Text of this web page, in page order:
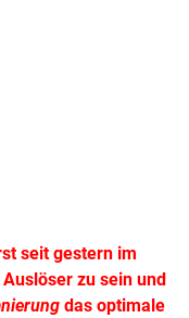
seit gestern im
zu sein und
das optimale